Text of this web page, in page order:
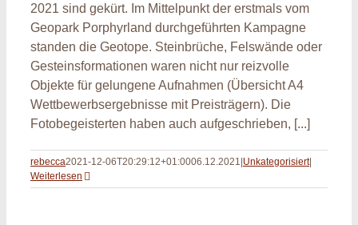
2021 sind gekürt. Im Mittelpunkt der erstmals vom
Geopark Porphyrland durchgeführten Kampagne
standen die Geotope. Steinbrüche, Felswände oder
Gesteinsformationen waren nicht nur reizvolle
Objekte für gelungene Aufnahmen (Übersicht A4
Wettbewerbsergebnisse mit Preisträgern). Die
Fotobegeisterten haben auch aufgeschrieben, [...]
rebecca2021-12-06T20:29:12+01:0006.12.2021 |Unkategorisiert|
Weiterlesen